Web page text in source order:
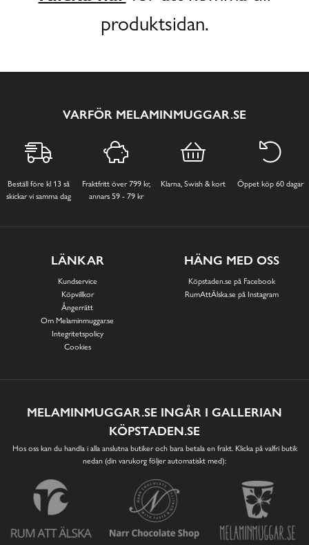
produktsidan.
VARFÖR MELAMINMUGGAR.SE
Beställ före kl 13 så
skickar vi samma dag
Fraktfritt över 799 kr,
annars 59 - 79 kr
Klarna, Swish & kort Öppet köp 60 dagar
LÄNKAR
Kundservice
Köpvillkor
Ångerrätt
Om Melaminmuggar.se
Integritetspolicy
Cookies
HÄNG MED OSS
Köpstaden.se på Facebook
RumAttÄlska.se på Instagram
MELAMINMUGGAR.SE INGÅR I GALLERIAN
KÖPSTADEN.SE
Hos oss kan du handla i alla anslutna butiker och bara betala en frakt. Klicka på valfri butik
nedan (din varukorg följer automatiskt med):